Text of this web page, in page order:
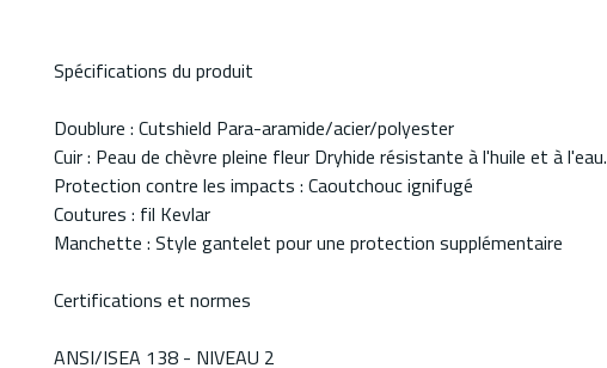
Spécifications du produit
Doublure : Cutshield Para-aramide/acier/polyester
Cuir : Peau de chèvre pleine fleur Dryhide résistante à l'huile et à l'eau.
Protection contre les impacts : Caoutchouc ignifugé
Coutures : fil Kevlar
Manchette : Style gantelet pour une protection supplémentaire
Certifications et normes
ANSI/ISEA 138 - NIVEAU 2